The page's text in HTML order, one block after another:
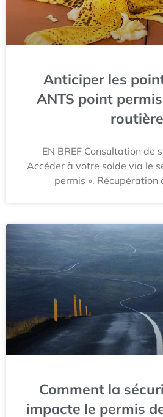
Anticiper les
ANTS point
routière
EN BREF Consultation de
Accéder à votre solde via le
permis ».
Comment la
impacte le permis